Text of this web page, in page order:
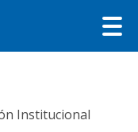
Institucional